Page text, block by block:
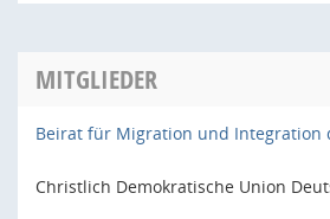
MITGLIEDER
Beirat für Migration und Integration
Christlich Demokratische Union